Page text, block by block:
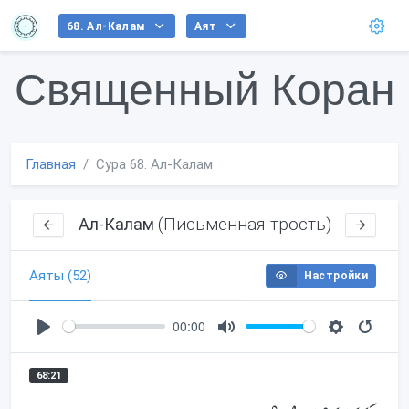
68. Ал-Калам Аят
Священный Коран
Главная Сура 68. Ал-Калам
Ал-Калам (Письменная трость)
Аяты (52) Настройки
l
00:00
68:21